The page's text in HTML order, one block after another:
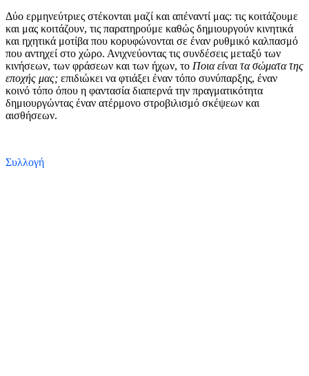
Δύο ερμηνεύτριες στέκονται μαζί και απέναντί μας: τις κοιτάζουμε
και μας κοιτάζουν, τις παρατηρούμε καθώς δημιουργούν κινητικά
και ηχητικά μοτίβα που κορυφώνονται σε έναν ρυθμικό καλπασμό
που αντηχεί στο χώρο. Ανιχνεύοντας τις συνδέσεις μεταξύ των
κινήσεων, των φράσεων και των ήχων, το Ποια είναι τα σώματα της
εποχής μας; επιδιώκει να φτιάξει έναν τόπο συνύπαρξης, έναν
κοινό τόπο όπου η φαντασία διαπερνά την πραγματικότητα
δημιουργώντας έναν ατέρμονο στροβιλισμό σκέψεων και
αισθήσεων.
Συλλογή